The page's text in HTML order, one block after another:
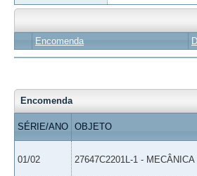
Encomenda
Encomenda
SÉRIE/ANO OBJETO
01/02 27647C2201L-1 - MECÂNICA